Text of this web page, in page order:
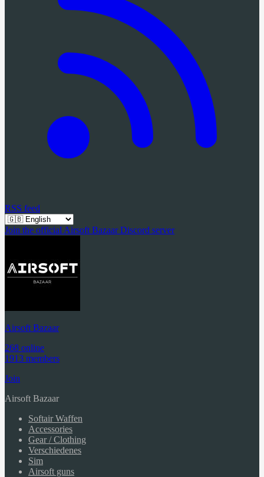
RSS feed
Join the official Airsoft Bazaar Discord server
Airsoft Bazaar
268 online
1913 members
Join
Airsoft Bazaar
Softair Waffen
Accessories
Gear / Clothing
Verschiedenes
Sim
Airsoft guns